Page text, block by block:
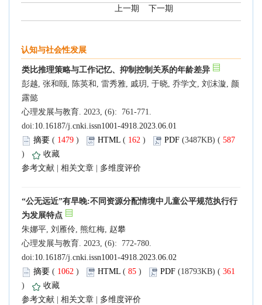
上一期 下一期
认知与社会性发展
类比推理策略与工作记忆、抑制控制关系的年龄差异
彭越, 张和颐, 陈英和, 雷秀雅, 戚玥, 于晓, 乔学文, 刘沫漩, 颜
露懿
心理发展与教育. 2023, (6): 761-771.
doi:10.16187/j.cnki.issn1001-4918.2023.06.01
摘要 ( 1479 ) HTML ( 162 ) PDF (3487KB) ( 587
)
收藏
参考文献 | 相关文章 | 多维度评价
“公无远近”有早晚:不同资源分配情境中儿童公平规范执行行
为发展特点
朱娜平, 刘雁伶, 熊红梅, 赵攀
心理发展与教育. 2023, (6): 772-780.
doi:10.16187/j.cnki.issn1001-4918.2023.06.02
摘要 ( 1062 ) HTML ( 85 ) PDF (18793KB) ( 361
)
收藏
参考文献 | 相关文章 | 多维度评价